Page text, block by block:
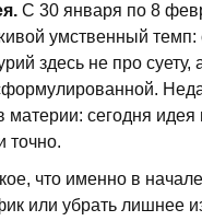
С 30 января по 8
умственный
здесь не про
материи: сегодня
точно.
что именно в
или убрать лишнее